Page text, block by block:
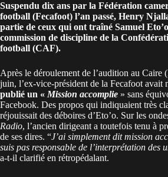
Suspendu dix ans par la Fédération
football (Fecafoot) l’an passé, Henry
partie de ceux qui ont traîné Samuel Eto’o
commission de discipline de la
football (CAF).
Après le déroulement de l’audition au Caire
juin, l’ex-vice-président de la Fecafoot avait
publié un « Mission accomplie » sans
Facebook. Des propos qui indiquaient très
réjouissait des déboires d’Eto’o. Sur les
Radio, l’ancien dirigeant a toutefois tenu à
de ses dires. “J’ai simplement dit mission
suis pas responsable de l’interprétation des
a-t-il clarifié en rétropédalant.